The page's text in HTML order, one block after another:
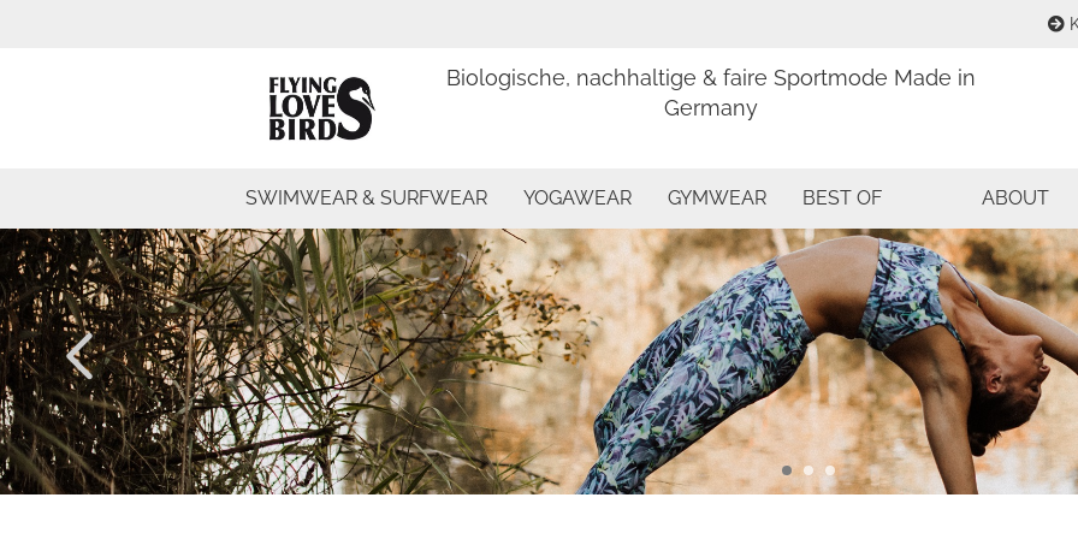
Sprache
Lieferland
Biologische, nachhaltige & faire Sportmode Made in
Germany
SWIMWEAR & SURFWEAR YOGAWEAR GYMWEAR BEST OF ABOUT